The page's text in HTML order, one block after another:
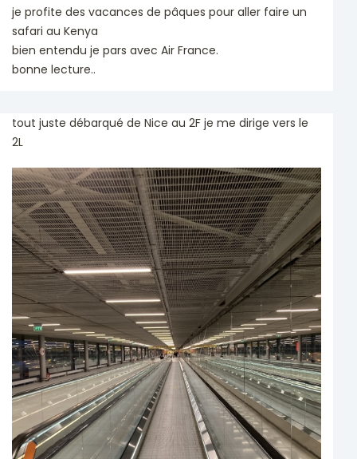
je profite des vacances de pâques pour aller faire un
safari au Kenya
bien entendu je pars avec Air France.
bonne lecture..
tout juste débarqué de Nice au 2F je me dirige vers le
2L